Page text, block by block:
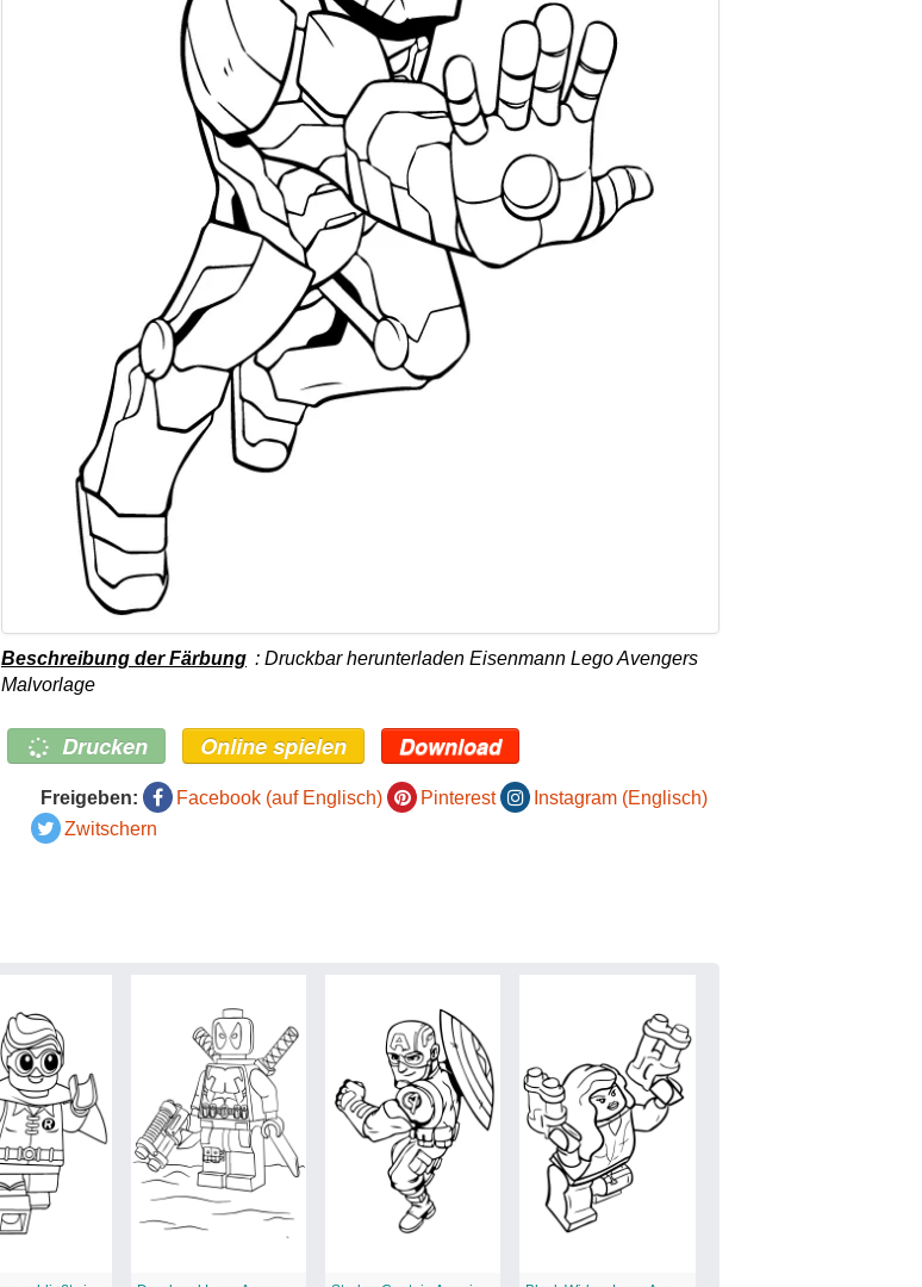
Beschreibung der Färbung : Druckbar herunterladen Eisenmann Lego Avengers
Malvorlage
Drucken Online spielen Download
Freigeben: Facebook (auf Englisch) Pinterest
Instagram (Englisch)
Zwitschern